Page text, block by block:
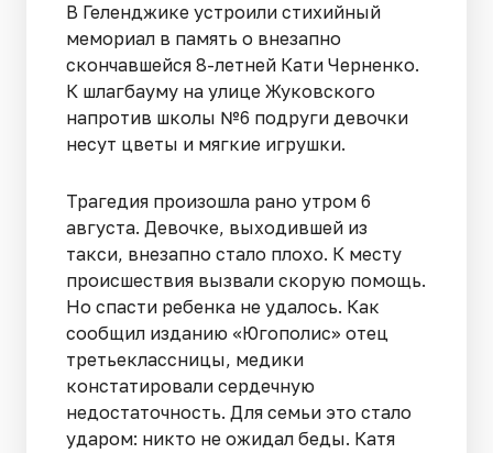
В Геленджике устроили стихийный
мемориал в память о внезапно
скончавшейся 8-летней Кати Черненко.
К шлагбауму на улице Жуковского
напротив школы №6 подруги девочки
несут цветы и мягкие игрушки.
Трагедия произошла рано утром 6
августа. Девочке, выходившей из
такси, внезапно стало плохо. К месту
происшествия вызвали скорую помощь.
Но спасти ребенка не удалось. Как
сообщил изданию «Югополис» отец
третьеклассницы, медики
констатировали сердечную
недостаточность. Для семьи это стало
ударом: никто не ожидал беды. Катя